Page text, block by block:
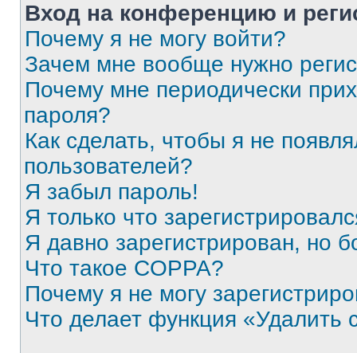
Вход на конференцию и
Почему я не могу войти?
Зачем мне вообще нужно
Почему мне периодически
пароля?
Как сделать, чтобы я не
пользователей?
Я забыл пароль!
Я только что
Я давно зарегистрирован, но
Что такое COPPA?
Почему я не могу
Что делает функция «Удалить